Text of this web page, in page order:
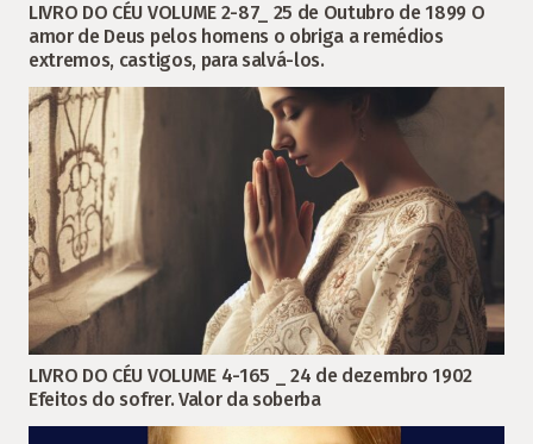
LIVRO DO CÉU VOLUME 2-87_ 25 de Outubro de 1899 O
amor de Deus pelos homens o obriga a remédios
extremos, castigos, para salvá-los.
LIVRO DO CÉU VOLUME 4-165 _ 24 de dezembro 1902
Efeitos do sofrer. Valor da soberba